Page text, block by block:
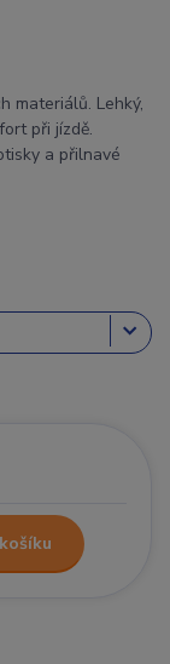
materiálů. Lehký,
při jízdě.
a přilnavé